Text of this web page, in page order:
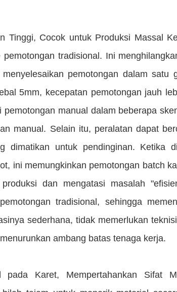
Tinggi, Cocok untuk Produksi Massal
tradisional. Ini
pemotongan dalam satu
5mm, kecepatan pemotongan jauh
manual dalam beberapa
manual. Selain itu, peralatan dapat
dimatikan untuk pendinginan. Ketika
ini memungkinkan pemotongan batch
produksi dan mengatasi masalah
tradisional, sehingga
sederhana, tidak memerlukan
ambang batas tenaga kerja.
pada Karet, Mempertahankan Sifat